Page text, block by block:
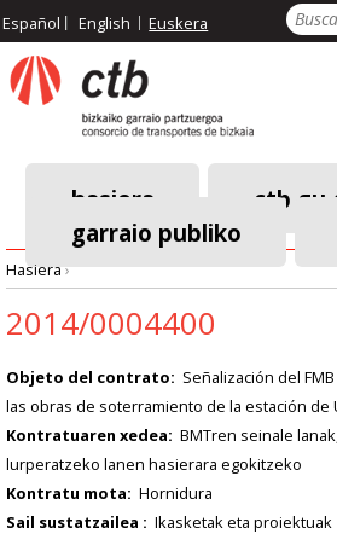
Pasar
al
contenido
principal
Español English Euskera
Menú
principal
hasiera
ctb gu
garraio publiko
Breadcrumb
Hasiera›
2014/0004400
Objeto del contrato
Señalización del
las obras de soterramiento de la estación de
Kontratuaren xedea
BMTren seinale
lurperatzeko lanen hasierara egokitzeko
Kontratu mota
Hornidura
Sail sustatzailea
Ikasketak eta proiektuak